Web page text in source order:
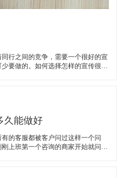
行之间的竞争，需要一个很好的宣
要做的。如何选择怎样的宣传很重
久能做好
的客服都被客户问过这样一个问
上班第一个咨询的商家开始就问，